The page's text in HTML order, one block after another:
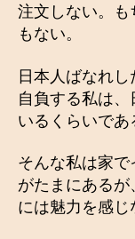
注文しない。
もない。
日本人ばなれ
自負する私は
いるくらいであ
そんな私は家で
がたまにある
には魅力を感じ